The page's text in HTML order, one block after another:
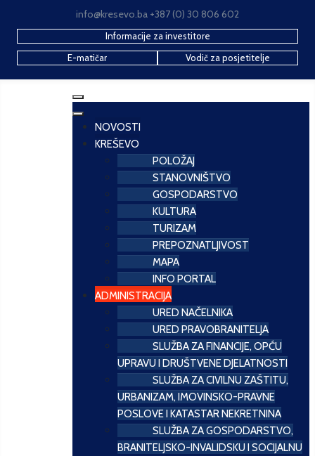
info@kresevo.ba +387 (0) 30 806 602
Informacije za investitore
E-matičar
Vodič za posjetitelje
NOVOSTI
KREŠEVO
POLOŽAJ
STANOVNIŠTVO
GOSPODARSTVO
KULTURA
TURIZAM
PREPOZNATLJIVOST
MAPA
INFO PORTAL
ADMINISTRACIJA
URED NAČELNIKA
URED PRAVOBRANITELJA
SLUŽBA ZA FINANCIJE, OPĆU
UPRAVU I DRUŠTVENE DJELATNOSTI
SLUŽBA ZA CIVILNU ZAŠTITU,
URBANIZAM, IMOVINSKO-PRAVNE
POSLOVE I KATASTAR NEKRETNINA
SLUŽBA ZA GOSPODARSTVO,
BRANITELJSKO-INVALIDSKU I SOCIJALNU